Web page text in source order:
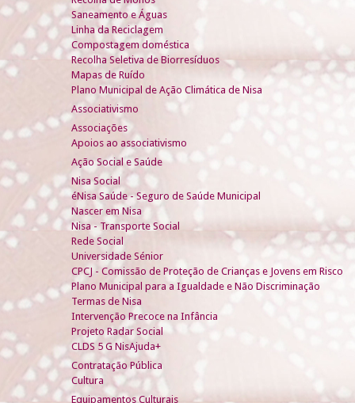
Saneamento e Águas
Linha da Reciclagem
Compostagem doméstica
Recolha Seletiva de Biorresíduos
Mapas de Ruído
Plano Municipal de Ação Climática de Nisa
Associativismo
Associações
Apoios ao associativismo
Ação Social e Saúde
Nisa Social
éNisa Saúde - Seguro de Saúde Municipal
Nascer em Nisa
Nisa - Transporte Social
Rede Social
Universidade Sénior
CPCJ - Comissão de Proteção de Crianças e Jovens em Risco
Plano Municipal para a Igualdade e Não Discriminação
Termas de Nisa
Intervenção Precoce na Infância
Projeto Radar Social
CLDS 5 G NisAjuda+
Contratação Pública
Cultura
Equipamentos Culturais